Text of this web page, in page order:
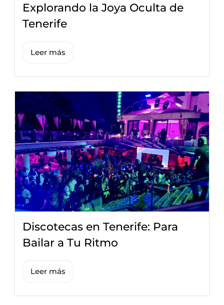
Explorando la Joya Oculta de
Tenerife
Leer más
Discotecas en Tenerife: Para
Bailar a Tu Ritmo
Leer más